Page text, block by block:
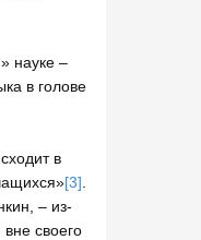
науке –
в голове
в
[3]
– из-
своего